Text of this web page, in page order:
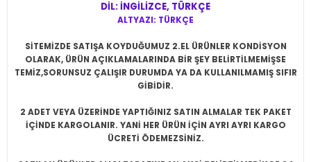
DİL: İNGİLİZCE, TÜRKÇE
ALTYAZI: TÜRKÇE
SİTEMİZDE SATIŞA KOYDUĞUMUZ 2.EL ÜRÜNLER KONDİSYON
OLARAK, ÜRÜN AÇIKLAMALARINDA BİR ŞEY BELİRTİLMEMİŞSE
TEMİZ,SORUNSUZ ÇALIŞIR DURUMDA YA DA KULLANILMAMIŞ SIFIR
GİBİDİR.
2 ADET VEYA ÜZERİNDE YAPTIĞINIZ SATIN ALMALAR TEK PAKET
İÇİNDE KARGOLANIR. YANİ HER ÜRÜN İÇİN AYRI AYRI KARGO
ÜCRETİ ÖDEMEZSİNİZ.